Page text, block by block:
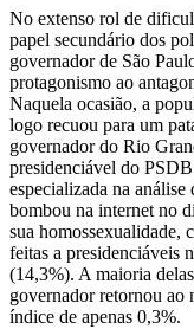
No extenso rol de
papel secundário dos
governador de São
protagonismo ao
Naquela ocasião, a
logo recuou para um
governador do Rio
presidenciável do
especializada na
bombou na internet no
sua homossexualidade,
feitas a presidenciáveis
(14,3%). A maioria
governador retornou ao
índice de apenas 0,3%.